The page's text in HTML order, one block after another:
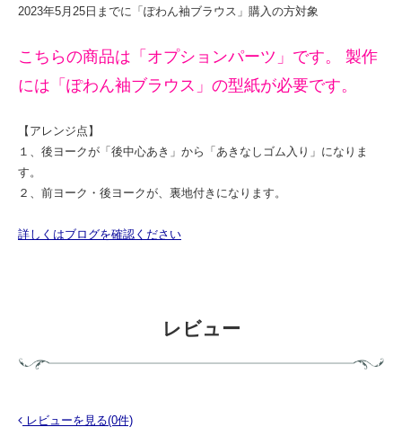
2023年5月25日までに「ぽわん袖ブラウス」購入の方対象
こちらの商品は「オプションパーツ」です。 製作
には「ぽわん袖ブラウス」の型紙が必要です。
【アレンジ点】
１、後ヨークが「後中心あき」から「あきなしゴム入り」になりま
す。
２、前ヨーク・後ヨークが、裏地付きになります。
詳しくはブログを確認ください
レビュー
レビューを見る(0件)